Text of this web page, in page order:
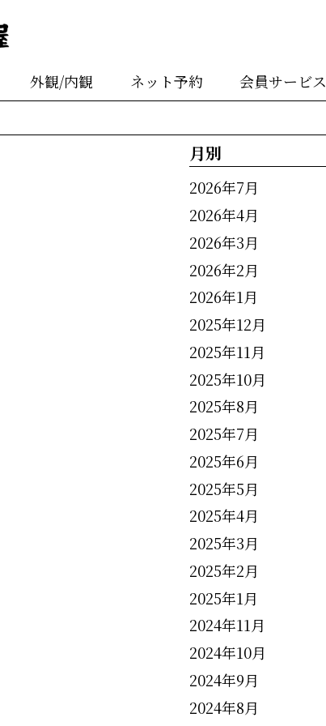
外観/内観 ネット予約 会員サービス
月別
2026年7月
2026年4月
2026年3月
2026年2月
2026年1月
2025年12月
2025年11月
2025年10月
2025年8月
2025年7月
2025年6月
2025年5月
2025年4月
2025年3月
2025年2月
2025年1月
2024年11月
2024年10月
2024年9月
2024年8月